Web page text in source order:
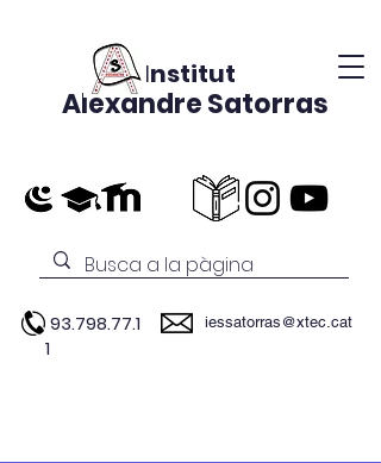
Institut
Alexandre Satorras
93.798.77.1
1
iessatorras@xtec.cat